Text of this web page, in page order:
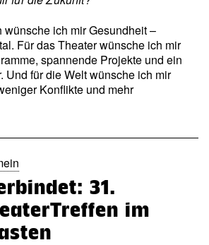
wünsche ich mir Gesundheit –
Für das Theater wünsche ich mir
spannende Projekte und ein
Und für die Welt wünsche ich mir
Konflikte und mehr
31.
im